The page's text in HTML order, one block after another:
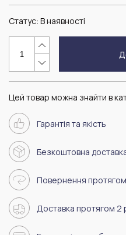
Статус: В наявності
Цей товар можна знайти в
Гарантія та якість
Безкоштовна
Повернення протягом
Доставка протягом 2